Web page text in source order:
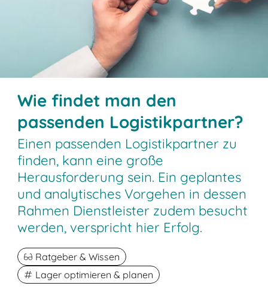
Wie findet man den
passenden Logistikpartner?
Einen passenden Logistikpartner zu
finden, kann eine große
Herausforderung sein. Ein geplantes
und analytisches Vorgehen in dessen
Rahmen Dienstleister zudem besucht
werden, verspricht hier Erfolg.
Ratgeber & Wissen
Lager optimieren & planen